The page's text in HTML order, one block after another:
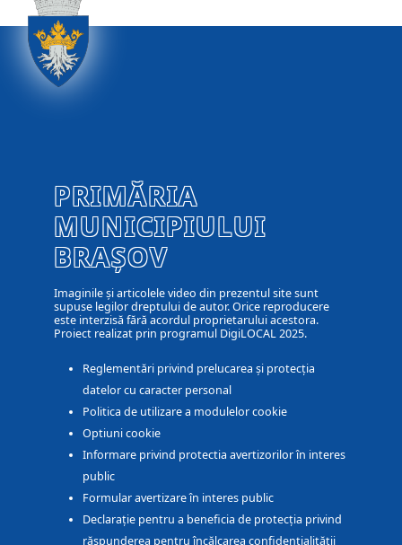
PRIMĂRIA
MUNICIPIULUI
BRAȘOV
Imaginile și articolele video din prezentul site sunt
supuse legilor dreptului de autor. Orice reproducere
este interzisă fără acordul proprietarului acestora.
Proiect realizat prin programul DigiLOCAL 2025.
Reglementări privind prelucarea și protecția
datelor cu caracter personal
Politica de utilizare a modulelor cookie
Optiuni cookie
Informare privind protectia avertizorilor în interes
public
Formular avertizare în interes public
Declarație pentru a beneficia de protecția privind
răspunderea pentru încălcarea confidențialității